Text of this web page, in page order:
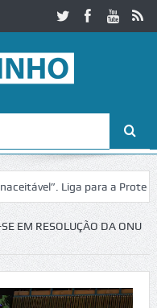
Liga para a Proteção
Igreja do Castelo de
EM RESOLUÇÃO DA ONU